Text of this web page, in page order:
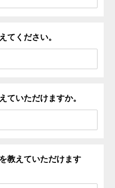
てください。
ていただけますか。
教えていただけます